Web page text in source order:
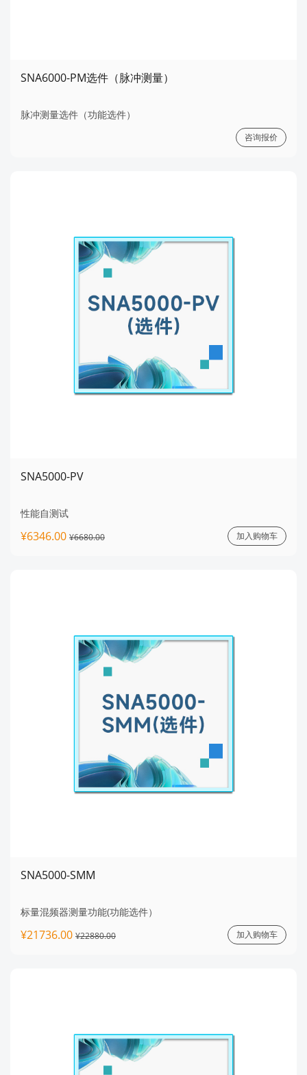
SNA6000-PM选件（脉冲测量）
脉冲测量选件（功能选件）
咨询报价
SNA5000-PV
性能自测试
¥6346.00 ¥6680.00 加入购物车
SNA5000-SMM
标量混频器测量功能(功能选件）
¥21736.00 ¥22880.00 加入购物车